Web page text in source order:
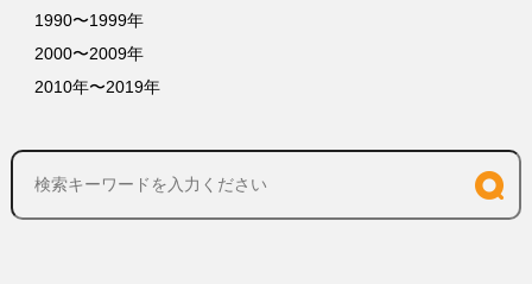
1990〜1999年
2000〜2009年
2010年〜2019年